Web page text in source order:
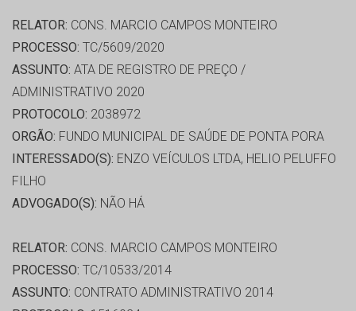
RELATOR: CONS. MARCIO CAMPOS MONTEIRO
PROCESSO: TC/5609/2020
ASSUNTO: ATA DE REGISTRO DE PREÇO /
ADMINISTRATIVO 2020
PROTOCOLO: 2038972
ORGÃO: FUNDO MUNICIPAL DE SAÚDE DE PONTA PORA
INTERESSADO(S): ENZO VEÍCULOS LTDA, HELIO PELUFFO
FILHO
ADVOGADO(S): NÃO HÁ
RELATOR: CONS. MARCIO CAMPOS MONTEIRO
PROCESSO: TC/10533/2014
ASSUNTO: CONTRATO ADMINISTRATIVO 2014